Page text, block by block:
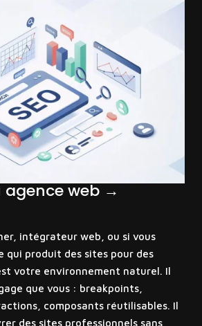
agence web →
intégrateur web, ou si vous
qui produit des sites pour des
votre environnement naturel. Il
que vous : breakpoints,
composants réutilisables. Il
des sites professionnels sans